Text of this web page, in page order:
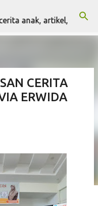
utama
anak, artikel, dan
CERITA
ERWIDA